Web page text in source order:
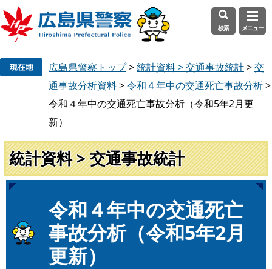
で
す
。
ば
し
て
本
検索 メニュー
広島県警察トップ>統計資料 > 交通事故統計>交
通事故分析資料>令和４年中の交通死亡事故分析>
令和４年中の交通死亡事故分析（令和5年2月更
新）
統計資料 > 交通事故統計
令和４年中の交通死亡
事故分析（令和5年2月
更新）